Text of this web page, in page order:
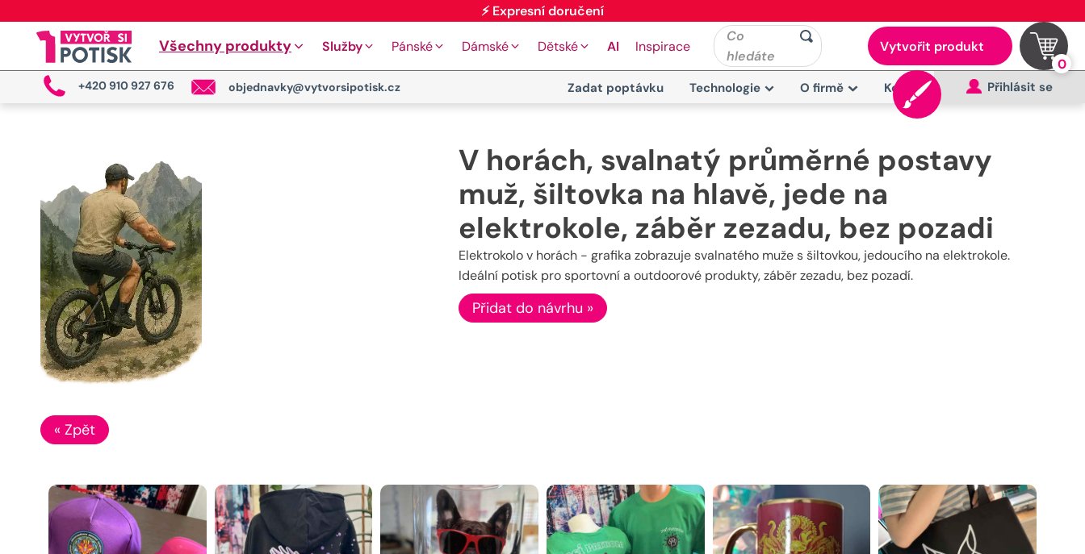
⚡ Expresní doručení
Všechny produkty Služby Pánské Dámské Dětské AI Inspirace
Co
hledáte
Vytvořit produkt
0
+420 910 927 676 objednavky@vytvorsipotisk.cz Zadat poptávku Technologie O firmě Kontakt Přihlásit se
V horách, svalnatý průměrné postavy
muž, šiltovka na hlavě, jede na
elektrokole, záběr zezadu, bez pozadi
Elektrokolo v horách - grafika zobrazuje svalnatého muže s šiltovkou, jedoucího na elektrokole.
Ideální potisk pro sportovní a outdoorové produkty, záběr zezadu, bez pozadí.
Přidat do návrhu »
« Zpět